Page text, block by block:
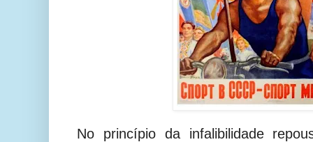
No princípio da infalibilidade